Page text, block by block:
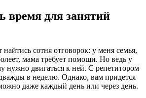
время для занятий
сотня отговорок: у меня семья,
мама требует помощи. Но ведь у
нужно двигаться к ней. С репетитором
в неделю. Однако, вам придется
даже каждый день или через день.